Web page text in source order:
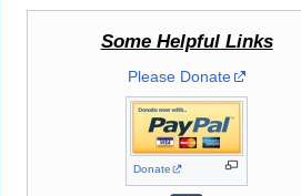
Some Helpful Links
Please Donate
Donate